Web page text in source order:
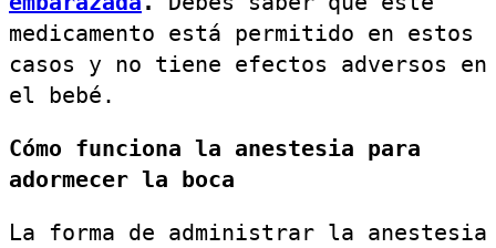
medicamento está permitido en estos
casos y no tiene efectos adversos en
el bebé.
Cómo funciona la anestesia para
adormecer la boca
La forma de administrar la anestesia